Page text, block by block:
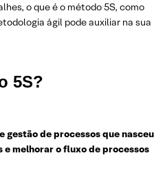
o que é o método 5S, como
ágil pode auxiliar na sua
5S?
gestão de processos que nasceu
melhorar o fluxo de processos